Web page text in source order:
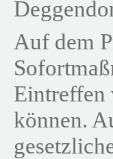
Auf dem
Eintreffen
können.